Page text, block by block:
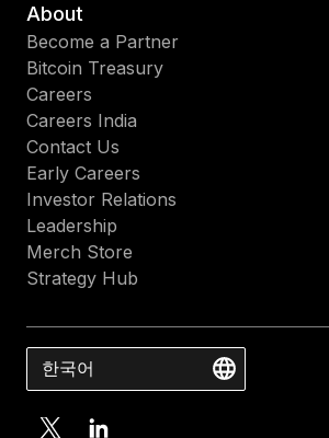
About
Become a Partner
Bitcoin Treasury
Careers
Careers India
Contact Us
Early Careers
Investor Relations
Leadership
Merch Store
Strategy Hub
한국어